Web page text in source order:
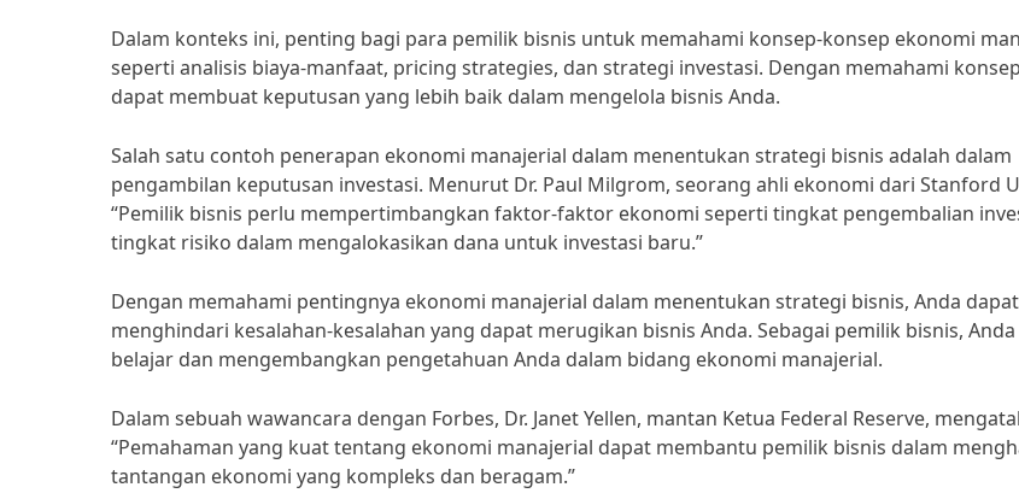
Dalam konteks ini, penting bagi para pemilik bisnis untuk memahami konsep-konsep ekonomi
seperti analisis biaya-manfaat, pricing strategies, dan strategi investasi. Dengan memahami
dapat membuat keputusan yang lebih baik dalam mengelola bisnis Anda.
Salah satu contoh penerapan ekonomi manajerial dalam menentukan strategi bisnis adalah dalam
pengambilan keputusan investasi. Menurut Dr. Paul Milgrom, seorang ahli ekonomi dari Stanford
“Pemilik bisnis perlu mempertimbangkan faktor-faktor ekonomi seperti tingkat pengembalian
tingkat risiko dalam mengalokasikan dana untuk investasi baru.”
Dengan memahami pentingnya ekonomi manajerial dalam menentukan strategi bisnis, Anda dapat
menghindari kesalahan-kesalahan yang dapat merugikan bisnis Anda. Sebagai pemilik bisnis,
belajar dan mengembangkan pengetahuan Anda dalam bidang ekonomi manajerial.
Dalam sebuah wawancara dengan Forbes, Dr. Janet Yellen, mantan Ketua Federal Reserve,
“Pemahaman yang kuat tentang ekonomi manajerial dapat membantu pemilik bisnis dalam
tantangan ekonomi yang kompleks dan beragam.”